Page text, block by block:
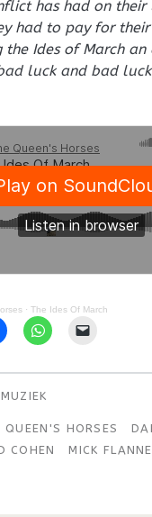
has had on their
had to pay for their
the Ides of March an
luck and bad
· The Ides Of March
HORSES
COHEN
MICK